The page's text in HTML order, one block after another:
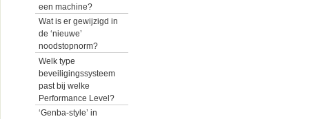
een machine?
Wat is er gewijzigd in
de ‘nieuwe’
noodstopnorm?
Welk type
beveiligingssysteem
past bij welke
Performance Level?
‘Genba-style’ in